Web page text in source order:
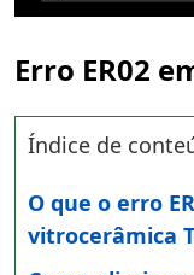
Erro ER02
Índice de
O que o erro
vitrocerâmica